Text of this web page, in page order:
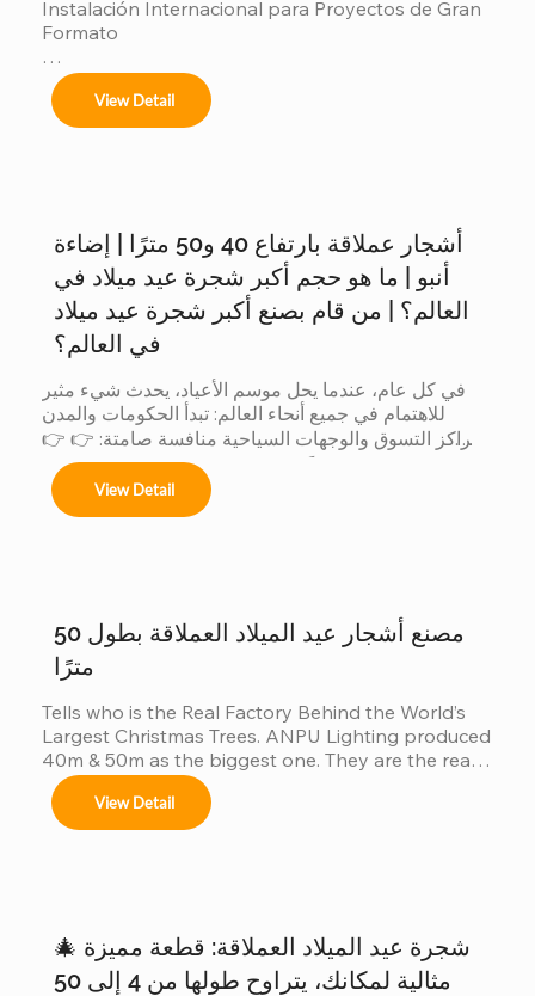
Instalación Internacional para Proyectos de Gran
Formato
Ofrecemos servicios completos de instalación
para:
Árboles de 4m a 50m en espacios interiores y
exteriores.
municipales.
Festivales navideños, parques temáticos y
activaciones de marca.
View Detail
أشجار عملاقة بارتفاع 40 و50 مترًا | إضاءة
أنبو | ما هو حجم أكبر شجرة عيد ميلاد في
العالم؟ | من قام بصنع أكبر شجرة عيد ميلاد
في العالم؟
في كل عام، عندما يحل موسم الأعياد، يحدث شيء مثير
للاهتمام في جميع أنحاء العالم: تبدأ الحكومات والمدن
ومراكز التسوق والوجهات السياحية منافسة صامتة: 👉 👉
لأن الشجرة الأكبر حجماً: يجذب المزيد من الزوار يُحدث ذلك
تأثيراً أكبر على وسائل التواصل الاجتماعي يتم إنتاج قيمة
تجارية أكبر عندما تتنافس الدول... يشارك المصنعون أيضاً.
فحسب......
View Detail
مصنع أشجار عيد الميلاد العملاقة بطول 50
مترًا
Tells who is the Real Factory Behind the World’s
Largest Christmas Trees. ANPU Lighting produced
40m & 50m as the biggest one. They are the real
China factory for Giant Christmas Tree.
View Detail
🎄 شجرة عيد الميلاد العملاقة: قطعة مميزة
مثالية لمكانك، يتراوح طولها من 4 إلى 50